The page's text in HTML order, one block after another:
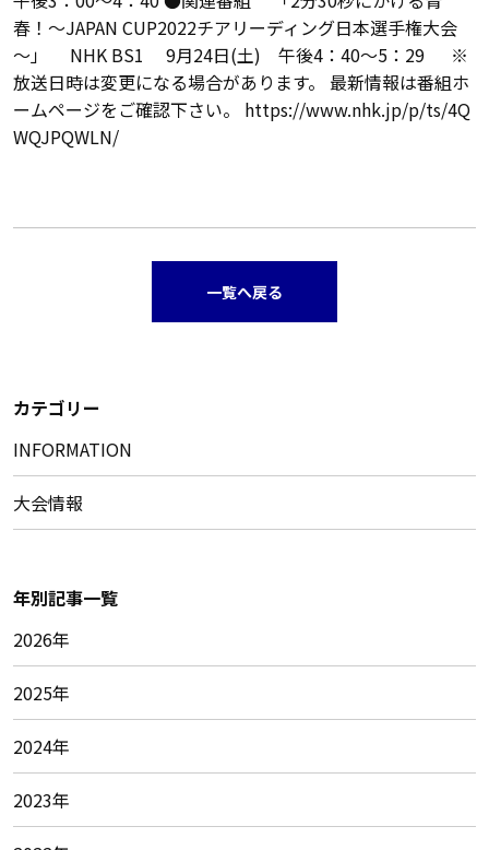
春！～JAPAN CUP2022チアリーディング日本選手権大会
～」 NHK BS1 9月24日(土) 午後4：40～5：29 ※
放送日時は変更になる場合があります。 最新情報は番組ホ
ームページをご確認下さい。 https://www.nhk.jp/p/ts/4Q
WQJPQWLN/
一覧へ戻る
カテゴリー
INFORMATION
大会情報
年別記事一覧
2026年
2025年
2024年
2023年